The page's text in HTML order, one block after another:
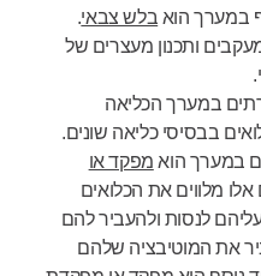
במערך הוא בלש צבאי.
ותכנון מעצרים של
במערך הכליאה
בבסיסי כליאה שונים.
במערך הוא מפקד או
מלווים את הכלואים
לנסות ולהעביר להם
את המוטיבציה שלהם